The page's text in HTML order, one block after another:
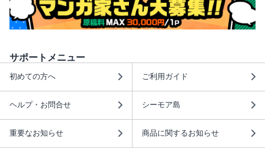
サポートメニュー
初めての方へ ご利用ガイド
ヘルプ・お問合せ シーモア島
重要なお知らせ 商品に関するお知らせ